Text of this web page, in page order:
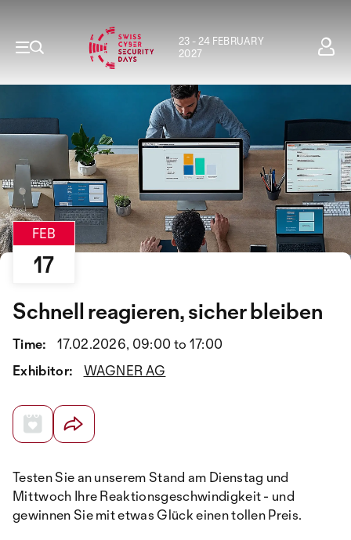
23 - 24 FEBRUARY
2027
FEB
17
Schnell reagieren, sicher bleiben
Time:
17.02.2026, 09:00 to 17:00
Exhibitor:
WAGNER AG
Testen Sie an unserem Stand am Dienstag und
Mittwoch Ihre Reaktionsgeschwindigkeit - und
gewinnen Sie mit etwas Glück einen tollen Preis.